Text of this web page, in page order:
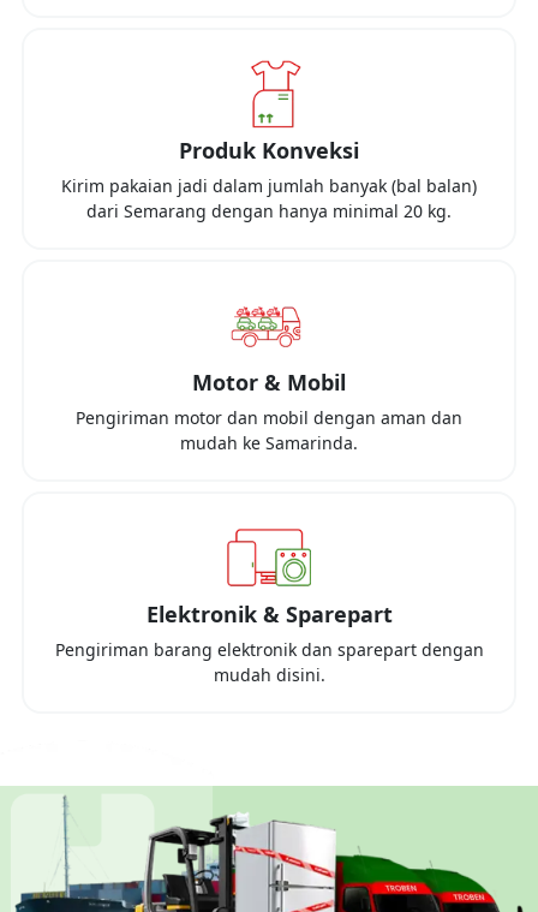
Produk Konveksi
Kirim pakaian jadi dalam jumlah banyak (bal balan)
dari Semarang dengan hanya minimal 20 kg.
Motor & Mobil
Pengiriman motor dan mobil dengan aman dan
mudah ke Samarinda.
Elektronik & Sparepart
Pengiriman barang elektronik dan sparepart dengan
mudah disini.